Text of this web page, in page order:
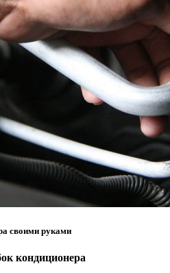
своими руками
кондиционера